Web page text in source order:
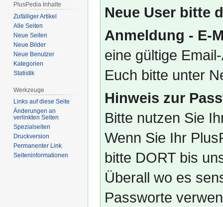
Neue User bitte
Anmeldung - E-
eine gültige
Euch bitte unter
Hinweis zur
Bitte nutzen Sie
Wenn Sie Ihr
bitte DORT bis
Überall wo es
Passworte
PlusPedia Inhalte
Zufälliger Artikel
Alle Seiten
Neue Seiten
Neue Bilder
Neue Benutzer
Kategorien
Statistik
Werkzeuge
Links auf diese Seite
Änderungen an
verlinkten Seiten
Spezialseiten
Druckversion
Permanenter Link
Seiten­­informationen